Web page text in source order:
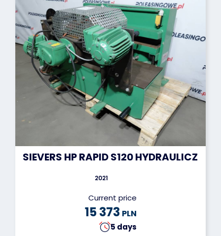
SIEVERS HP RAPID S120
2021
Current price
15 373 PLN
5 days